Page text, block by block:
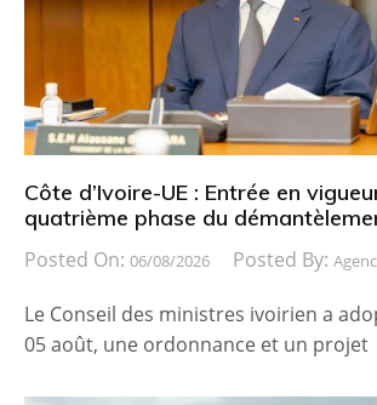
Côte d’Ivoire-UE : Entrée en
quatrième phase du
Posted On: 06/08/2026 Posted By:
Le Conseil des ministres ivoirien a
05 août, une ordonnance et un projet